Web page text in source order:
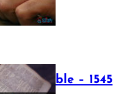
July 12, 2025
Luther Bible – 1545